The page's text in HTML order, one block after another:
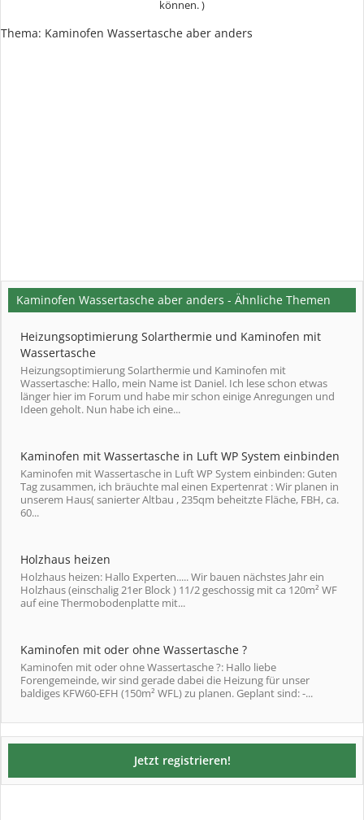
können. )
Thema: Kaminofen Wassertasche aber anders
Kaminofen Wassertasche aber anders - Ähnliche Themen
Heizungsoptimierung Solarthermie und Kaminofen mit
Wassertasche
Heizungsoptimierung Solarthermie und Kaminofen mit
Wassertasche: Hallo, mein Name ist Daniel. Ich lese schon etwas
länger hier im Forum und habe mir schon einige Anregungen und
Ideen geholt. Nun habe ich eine...
Kaminofen mit Wassertasche in Luft WP System einbinden
Kaminofen mit Wassertasche in Luft WP System einbinden: Guten
Tag zusammen, ich bräuchte mal einen Expertenrat : Wir planen in
unserem Haus( sanierter Altbau , 235qm beheitzte Fläche, FBH, ca.
60...
Holzhaus heizen
Holzhaus heizen: Hallo Experten..... Wir bauen nächstes Jahr ein
Holzhaus (einschalig 21er Block ) 11/2 geschossig mit ca 120m² WF
auf eine Thermobodenplatte mit...
Kaminofen mit oder ohne Wassertasche ?
Kaminofen mit oder ohne Wassertasche ?: Hallo liebe
Forengemeinde, wir sind gerade dabei die Heizung für unser
baldiges KFW60-EFH (150m² WFL) zu planen. Geplant sind: -...
Jetzt registrieren!